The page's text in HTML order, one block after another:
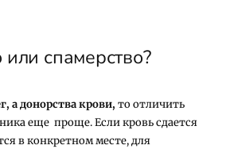
спамерство?
а донорства крови, то отличить
еще проще. Если кровь сдается
в конкретном месте, для